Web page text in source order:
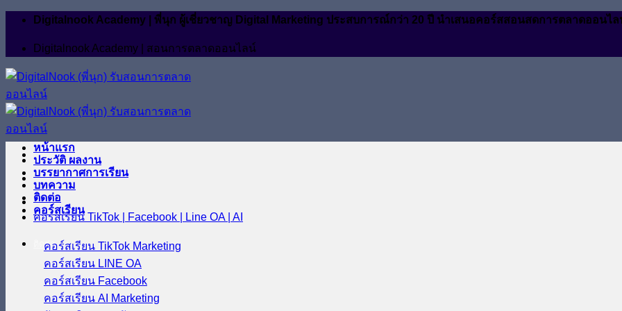
ข้าม
เนื้อหา
Digitalnook Academy | พี่นุก ผู้เชี่ยวชาญ Digital Marketing ประสบการณ์กว่า 20 ปี นำเสนอคอร์สสอนสดการตลาดออนไล
Digitalnook Academy | สอนการตลาดออนไลน์
คอร์สเรียน TikTok | Facebook | Line OA | AI
ติดต่อ
หน้าแรก
ประวัติ ผลงาน
บรรยากาศการเรียน
บทความ
ติดต่อ
คอร์สเรียน
คอร์สเรียน TikTok Marketing
คอร์สเรียน LINE OA
คอร์สเรียน Facebook
คอร์สเรียน AI Marketing